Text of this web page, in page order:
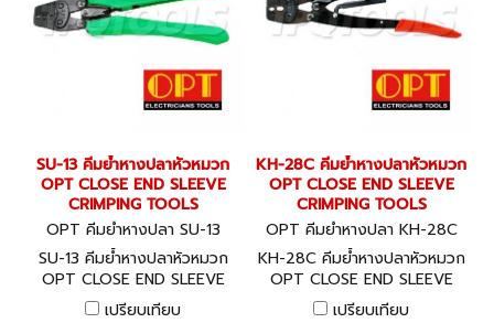
SU-13 คีมย้ำหางปลาหัวหมวก
OPT CLOSE END SLEEVE
CRIMPING TOOLS
OPT คีมย้ำหางปลา SU-13
SU-13 คีมย้ำหางปลาหัวหมวก
OPT CLOSE END SLEEVE
CRIMPING TOOLS
เปรียบเทียบ
KH-28C คีมย้ำหางปลาหัวหมวก
OPT CLOSE END SLEEVE
CRIMPING TOOLS
OPT คีมย้ำหางปลา KH-28C
KH-28C คีมย้ำหางปลาหัวหมวก
OPT CLOSE END SLEEVE
CRIMPING TOOLS
เปรียบเทียบ